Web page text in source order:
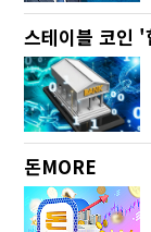
스테이블 코인 '
돈MORE